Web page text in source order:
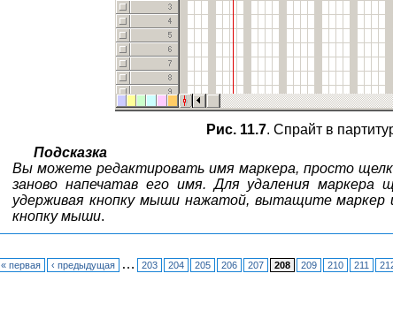
Рис. 11.7. Спрайт в
Подсказка
Вы можете редактировать имя маркера, просто
заново напечатав его имя. Для удаления маркера
удерживая кнопку мыши нажатой, вытащите маркер
кнопку мыши.
« первая ‹ предыдущая … 203 204 205 206 207 208 209 210 211